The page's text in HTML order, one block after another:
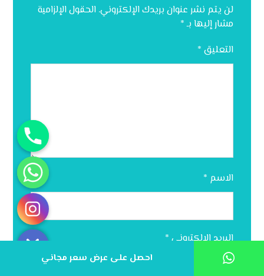
لن يتم نشر عنوان بريدك الإلكتروني. الحقول الإلزامية
مشار إليها بـ*
التعليق *
الاسم *
البريد الإلكتروني *
احصل على عرض سعر مجاني
Hide chaty